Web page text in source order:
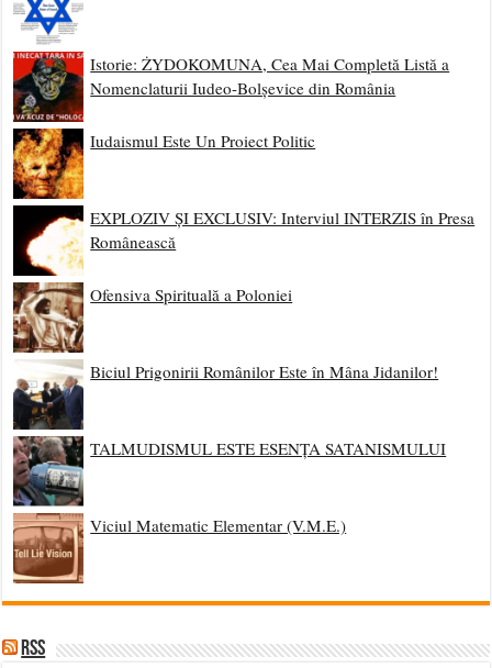
Istorie: ŻYDOKOMUNA, Cea Mai Completă Listă a
Nomenclaturii Iudeo-Bolșevice din România
Iudaismul Este Un Proiect Politic
EXPLOZIV ȘI EXCLUSIV: Interviul INTERZIS în Presa
Românească
Ofensiva Spirituală a Poloniei
Biciul Prigonirii Românilor Este în Mâna Jidanilor!
TALMUDISMUL ESTE ESENȚA SATANISMULUI
Viciul Matematic Elementar (V.M.E.)
RSS